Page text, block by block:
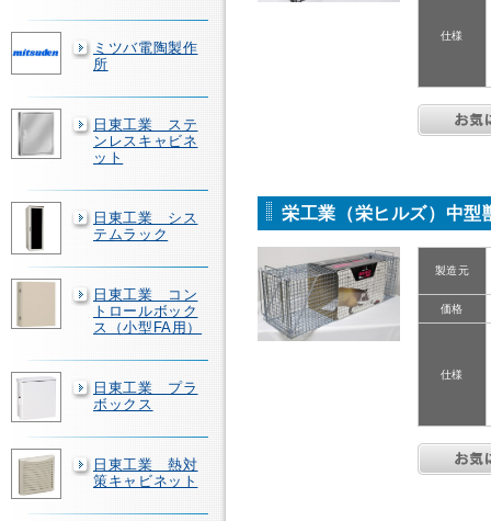
ミツバ電陶製作
所
日東工業 ステ
ンレスキャビネ
ット
日東工業 シス
テムラック
日東工業 コン
トロールボック
ス（小型FA用）
日東工業 プラ
ボックス
日東工業 熱対
策キャビネット
仕様
栄工業（栄ヒルズ）中
製造元
価格
仕様